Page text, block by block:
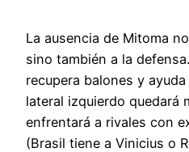
La ausencia de Mitoma
sino también a la
recupera balones y
lateral izquierdo quedará
enfrentará a rivales con
(Brasil tiene a Vinicius o